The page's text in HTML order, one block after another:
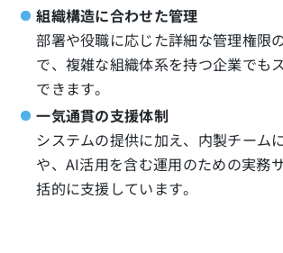
組織構造に合わせた管理
部署や役職に応じた詳細な管理権限
で、複雑な組織体系を持つ企業でも
できます。
一気通貫の支援体制
システムの提供に加え、内製チーム
や、AI活用を含む運用のための実務
括的に支援しています。